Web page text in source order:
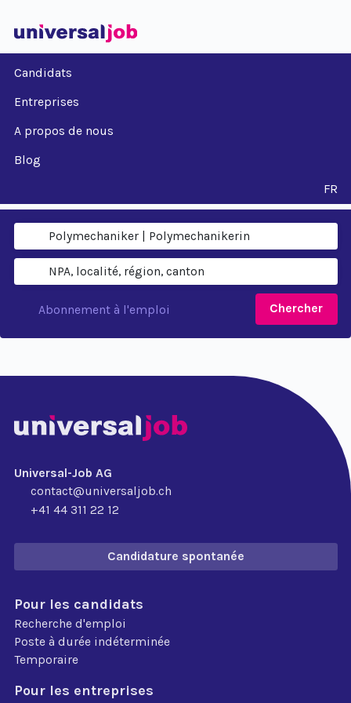
Candidats
Entreprises
A propos de nous
Blog
FR
Chercher
Abonnement à l'emploi
Universal-Job AG
contact@universaljob.ch
+41 44 311 22 12
Candidature spontanée
Pour les candidats
Recherche d'emploi
Poste à durée indéterminée
Temporaire
Pour les entreprises